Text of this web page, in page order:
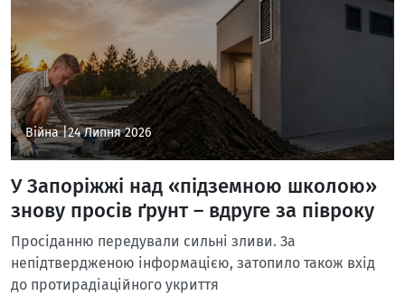
Війна |24 Липня 2026
У Запоріжжі над «підземною школою»
знову просів ґрунт – вдруге за півроку
Просіданню передували сильні зливи. За
непідтвердженою інформацією, затопило також вхід
до протирадіаційного укриття